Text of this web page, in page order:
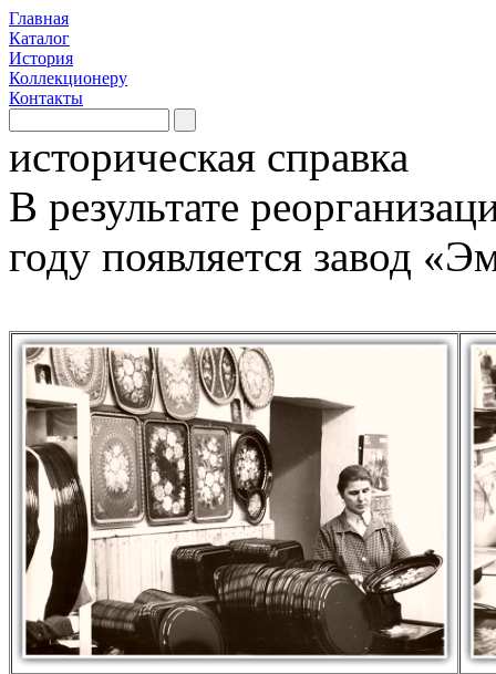
Главная
Каталог
История
Коллекционеру
Контакты
историческая справка
В результате
году появляется завод